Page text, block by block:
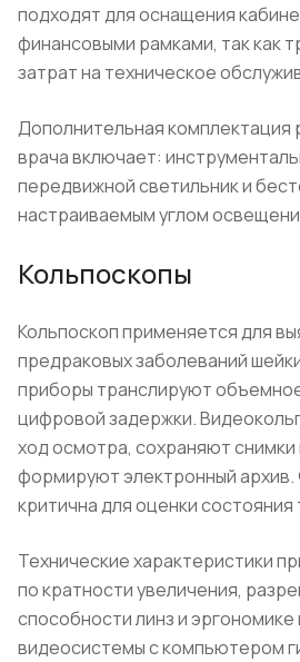
подходят для оснащения
финансовыми рамками, так как
затрат на техническое
Дополнительная комплектация
врача включает:
передвижной светильник и
настраиваемым углом
Кольпоскопы
Кольпоскоп применяется для
предраковых заболеваний
приборы транслируют
цифровой задержки.
ход осмотра, сохраняют снимки
формируют электронный архив.
критична для оценки состояния
Технические характеристики
по кратности увеличения,
способности линз и
видеосистемы с компьютером